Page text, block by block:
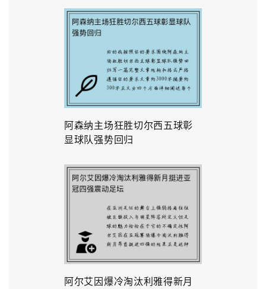
阿森纳主场狂胜切尔西五球彰
显球队强势回归
阿尔艾因爆冷淘汰利雅得新月